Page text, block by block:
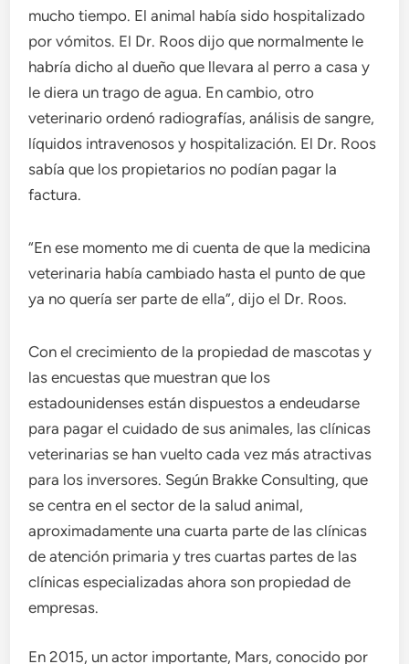
mucho tiempo. El animal había sido hospitalizado
por vómitos. El Dr. Roos dijo que normalmente le
habría dicho al dueño que llevara al perro a casa y
le diera un trago de agua. En cambio, otro
veterinario ordenó radiografías, análisis de sangre,
líquidos intravenosos y hospitalización. El Dr. Roos
sabía que los propietarios no podían pagar la
factura.
“En ese momento me di cuenta de que la medicina
veterinaria había cambiado hasta el punto de que
ya no quería ser parte de ella”, dijo el Dr. Roos.
Con el crecimiento de la propiedad de mascotas y
las encuestas que muestran que los
estadounidenses están dispuestos a endeudarse
para pagar el cuidado de sus animales, las clínicas
veterinarias se han vuelto cada vez más atractivas
para los inversores. Según Brakke Consulting, que
se centra en el sector de la salud animal,
aproximadamente una cuarta parte de las clínicas
de atención primaria y tres cuartas partes de las
clínicas especializadas ahora son propiedad de
empresas.
En 2015, un actor importante, Mars, conocido por